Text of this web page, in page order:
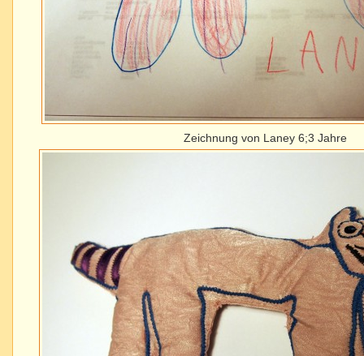
Zeichnung von Laney 6;3 Jahre